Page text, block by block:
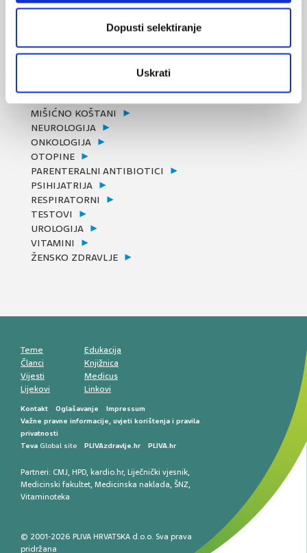
Dopusti selektiranje
Uskrati
Neotigason
DIJABETES
MIŠIĆNO KOŠTANI
NEUROLOGIJA
ONKOLOGIJA
OTOPINE
PARENTERALNI ANTIBIOTICI
PSIHIJATRIJA
RESPIRATORNI
TESTOVI
UROLOGIJA
VITAMINI
ŽENSKO ZDRAVLJE
Teme
Članci
Vijesti
Lijekovi
Edukacija
Knjižnica
Medicus
Linkovi
Kontakt Oglašavanje
Impressum
Važne pravne informacije, uvjeti korištenja i pravila
privatnosti
Teva Global site PLIVAzdravlje.hr PLIVA.hr
Partneri: CMJ, HPD, kardio.hr, Liječnički vjesnik,
Medicinski fakultet, Medicinska naklada, ŠNZ,
Vitaminoteka
© 2001-2026 PLIVA HRVATSKA d.o.o. Sva prava
pridržana